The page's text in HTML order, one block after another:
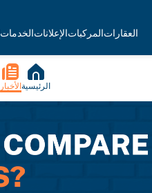
العقاراتالمركباتالإعلاناتالخدمات
الرئيسية الأخبار